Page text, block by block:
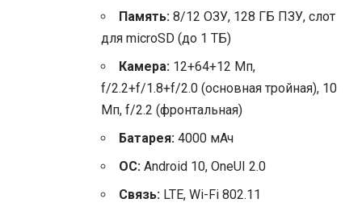
Память: 8/12 ОЗУ, 128 ГБ ПЗУ, слот
для microSD (до 1 ТБ)
Камера: 12+64+12 Мп,
f/2.2+f/1.8+f/2.0 (основная тройная), 10
Мп, f/2.2 (фронтальная)
Батарея: 4000 мАч
ОС: Android 10, OneUI 2.0
Связь: LTE, Wi-Fi 802.11